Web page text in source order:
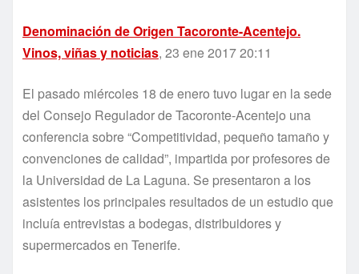
Denominación de Origen Tacoronte-Acentejo.
Vinos, viñas y noticias, 23 ene 2017 20:11
El pasado miércoles 18 de enero tuvo lugar en la sede
del Consejo Regulador de Tacoronte-Acentejo una
conferencia sobre “Competitividad, pequeño tamaño y
convenciones de calidad”, impartida por profesores de
la Universidad de La Laguna. Se presentaron a los
asistentes los principales resultados de un estudio que
incluía entrevistas a bodegas, distribuidores y
supermercados en Tenerife.